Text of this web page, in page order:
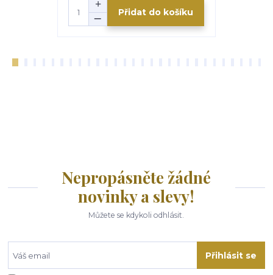
Přidat do košíku
Nepropásněte žádné
novinky a slevy!
Můžete se kdykoli odhlásit.
Přihlásit se